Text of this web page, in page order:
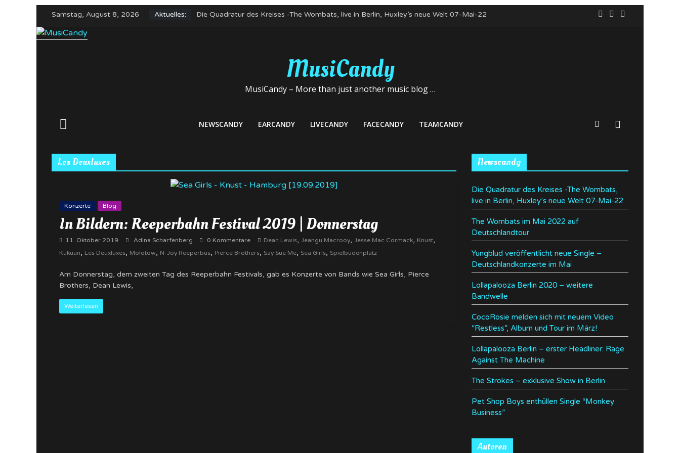
Zum
springen
Samstag, August 8, 2026 Aktuelles:
Die Quadratur des Kreises -The Wombats, live in Berlin, Huxley’s neue Welt 07-Mai-22
Yungblud veröffentlicht neue Single – Deutschlandkonzerte im Mai
MusiCandy
MusiCandy – More than just another music blog …
NEWSCANDY EARCANDY LIVECANDY FACECANDY TEAMCANDY
Les Deuxluxes
Konzerte Blog
In Bildern: Reeperbahn Festival 2019 | Donnerstag
11. Oktober 2019 Adina Scharfenberg 0 Kommentare Dean Lewis, Jeangu Macrooy, Jesse Mac Cormack, Knust,
Kukuun, Les Deuxluxes, Molotow, N-Joy Reeperbus, Pierce Brothers, Say Sue Me, Sea Girls, Spielbudenplatz
Am Donnerstag, dem zweiten Tag des Reeperbahn Festivals, gab es Konzerte von Bands wie Sea Girls, Pierce
Brothers, Dean Lewis,
Weiterlesen
Newscandy
Die Quadratur des Kreises -The Wombats,
live in Berlin, Huxley’s neue Welt 07-Mai-22
The Wombats im Mai 2022 auf
Deutschlandtour
Yungblud veröffentlicht neue Single –
Deutschlandkonzerte im Mai
Lollapalooza Berlin 2020 – weitere
Bandwelle
CocoRosie melden sich mit neuem Video
“Restless”, Album und Tour im März!
Lollapalooza Berlin – erster Headliner: Rage
Against The Machine
The Strokes – exklusive Show in Berlin
Pet Shop Boys enthüllen Single “Monkey
Business”
Autoren